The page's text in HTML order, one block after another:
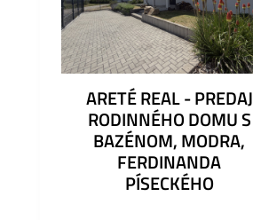
ARETÉ REAL - PREDAJ
RODINNÉHO DOMU S
BAZÉNOM, MODRA,
FERDINANDA
PÍSECKÉHO